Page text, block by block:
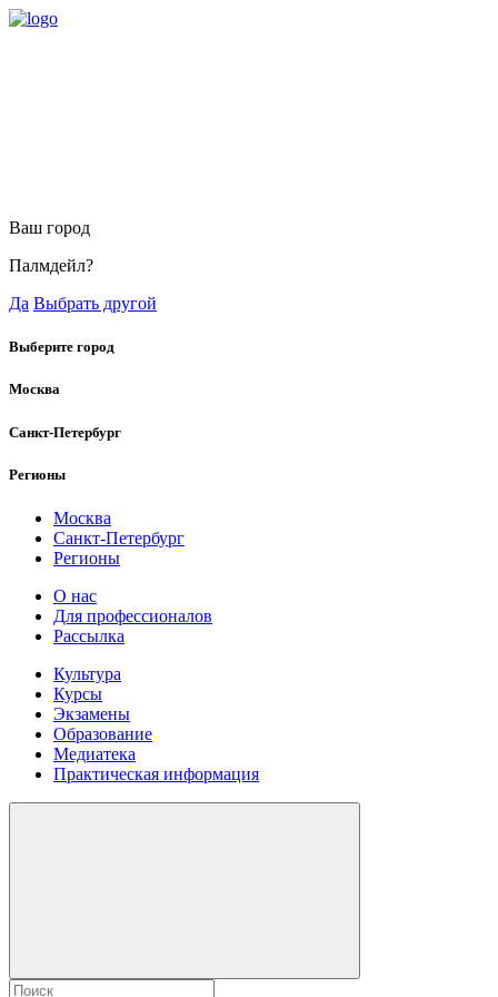
Ваш город
Палмдейл?
Да Выбрать другой
Выберите город
Москва
Санкт-Петербург
Регионы
Москва
Санкт-Петербург
Регионы
О нас
Для профессионалов
Рассылка
Культура
Курсы
Экзамены
Образование
Медиатека
Практическая информация